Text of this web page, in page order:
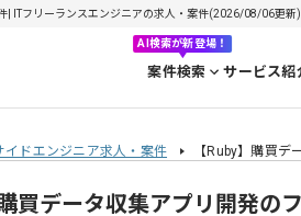
| ITフリーランスエンジニアの求人・案件(2026/08/06更新)
AI検索が新登場！
案件検索 サービス紹
イドエンジニア求人・案件 【Ruby】購買デ
購買データ収集アプリ開発の